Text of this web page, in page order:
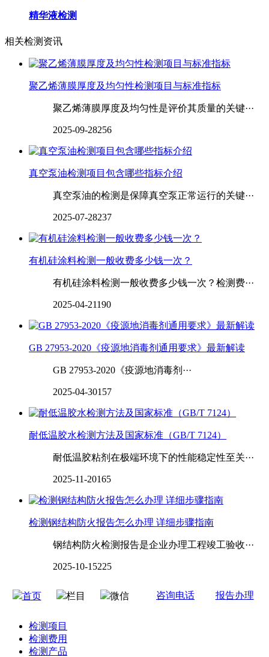
精华液检测
相关检测资讯
聚乙烯薄膜厚度及均匀性检测项目与标准指标
聚乙烯薄膜厚度及均匀性是评价其质量的关键···
2025-09-28256
真空泵油检测项目包含哪些指标介绍
真空泵油的检测是保障真空泵正常运行的关键···
2025-07-28237
有机硅涂料检测一般收费多少钱一次？
有机硅涂料检测一般收费多少钱一次？检测费···
2025-04-21190
GB 27953-2020《疫源地消毒剂通用要求》最新解读
GB 27953-2020《疫源地消毒剂···
2025-04-30157
耐低温胶水检测方法及国家标准（GB/T 7124）
耐低温胶粘剂在极端环境下的性能稳定性至关···
2025-11-20165
检测钢结构防火报告怎么办理 详细步骤指南
钢结构防火检测报告是企业办理工程竣工验收···
2025-10-15225
首页 栏目 微信 咨询电话 报告办理
检测项目
检测费用
检测产品